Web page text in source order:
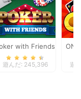
with Friends
遊んだ: 245,396 遊